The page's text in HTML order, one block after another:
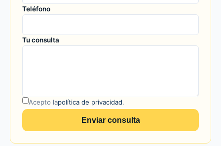
Teléfono
Tu consulta
Acepto lapolítica de privacidad.
Enviar consulta